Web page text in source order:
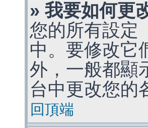
» 我要如何更
您的所有設定
中。要修改它
外，一般都顯
台中更改您的
回頂端